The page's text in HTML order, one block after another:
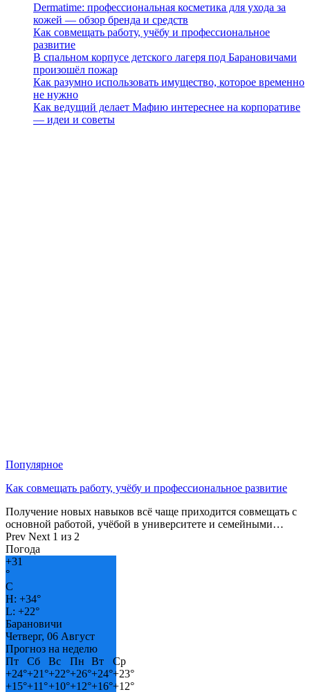
Dermatime: профессиональная косметика для ухода за
кожей — обзор бренда и средств
Как совмещать работу, учёбу и профессиональное
развитие
В спальном корпусе детского лагеря под Барановичами
произошёл пожар
Как разумно использовать имущество, которое временно
не нужно
Как ведущий делает Мафию интереснее на корпоративе
— идеи и советы
Популярное
Как совмещать работу, учёбу и профессиональное развитие
Получение новых навыков всё чаще приходится совмещать с
основной работой, учёбой в университете и семейными…
Prev Next 1 из 2
Погода
+31
°
C
H: +34°
L: +22°
Барановичи
Четверг, 06 Август
Прогноз на неделю
Пт
Сб Вс Пн Вт
Ср
+24°+21°+22°+26°+24°+23°
+15°+11°+10°+12°+16°+12°